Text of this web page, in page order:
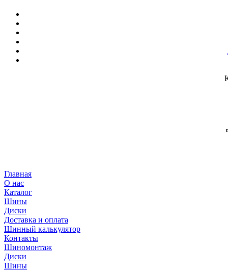
Главная
О нас
Каталог
Шины
Диски
Доставка и оплата
Шинный калькулятор
Контакты
Шиномонтаж
Диски
Шины